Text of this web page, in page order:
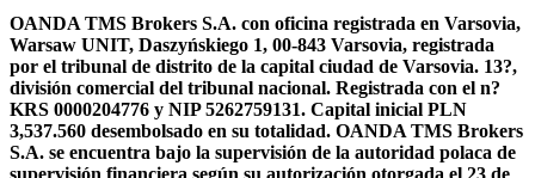
OANDA TMS Brokers S.A. con oficina registrada en Varsovia,
Warsaw UNIT, Daszyńskiego 1, 00-843 Varsovia, registrada
por el tribunal de distrito de la capital ciudad de Varsovia. 13?,
división comercial del tribunal nacional. Registrada con el n?
KRS 0000204776 y NIP 5262759131. Capital inicial PLN
3,537.560 desembolsado en su totalidad. OANDA TMS Brokers
S.A. se encuentra bajo la supervisión de la autoridad polaca de